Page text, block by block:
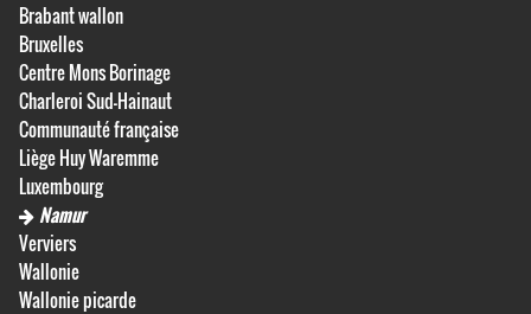
Brabant wallon
Bruxelles
Centre Mons Borinage
Charleroi Sud-Hainaut
Communauté française
Liège Huy Waremme
Luxembourg
Namur
Verviers
Wallonie
Wallonie picarde